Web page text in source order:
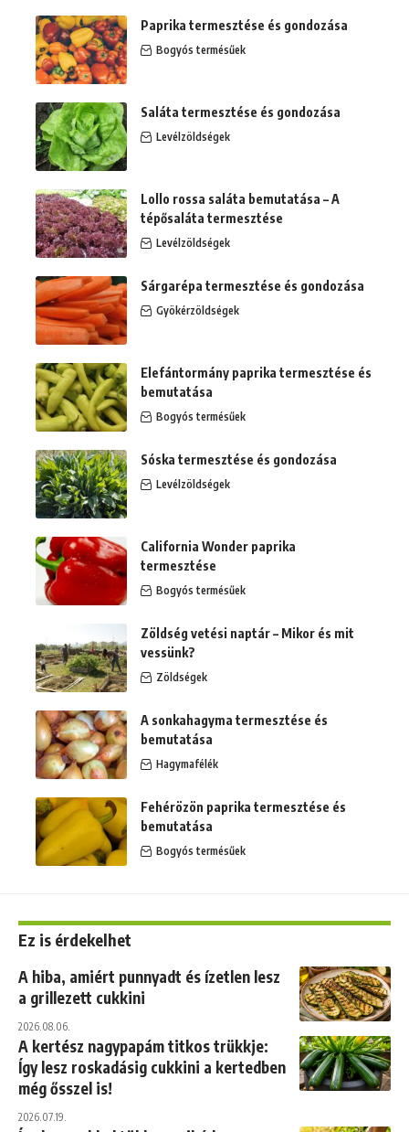
Paprika termesztése és gondozása
Bogyós termésűek
Saláta termesztése és gondozása
Levélzöldségek
Lollo rossa saláta bemutatása – A
tépősaláta termesztése
Levélzöldségek
Sárgarépa termesztése és gondozása
Gyökérzöldségek
Elefántormány paprika termesztése és
bemutatása
Bogyós termésűek
Sóska termesztése és gondozása
Levélzöldségek
California Wonder paprika
termesztése
Bogyós termésűek
Zöldség vetési naptár – Mikor és mit
vessünk?
Zöldségek
A sonkahagyma termesztése és
bemutatása
Hagymafélék
Fehérözön paprika termesztése és
bemutatása
Bogyós termésűek
Ez is érdekelhet
A hiba, amiért punnyadt és ízetlen lesz
a grillezett cukkini
2026.08.06.
A kertész nagypapám titkos trükkje:
Így lesz roskadásig cukkini a kertedben
még ősszel is!
2026.07.19.